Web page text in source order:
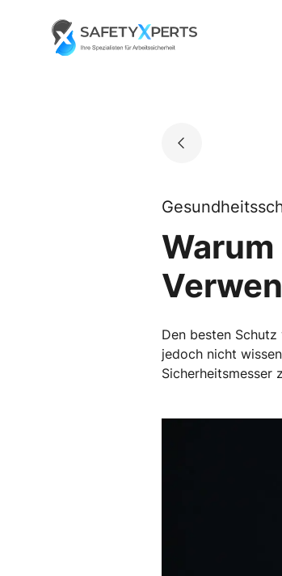
Go to landing page.
Den besten
jedoch nicht
Sicherheitsmesser